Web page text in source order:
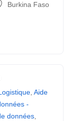
Burkina Faso
, Aide
-
données,